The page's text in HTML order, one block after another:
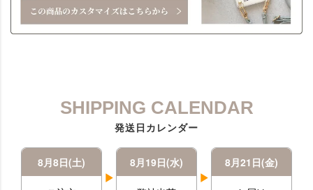
SHIPPING CALENDAR
発送日カレンダー